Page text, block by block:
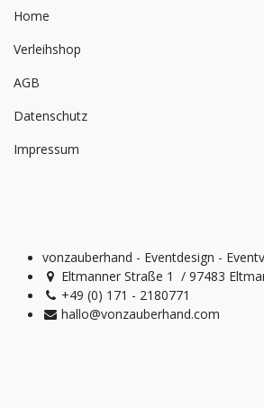
Home
Verleihshop
AGB
Datenschutz
Impressum
vonzauberhand - Eventdesign -
Eltmanner Straße 1 / 97483
+49 (0) 171 - 2180771
hallo@vonzauberhand.com